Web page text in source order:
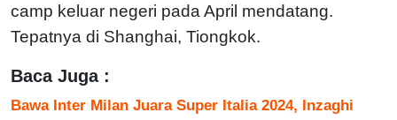
camp keluar negeri pada April mendatang.
Tepatnya di Shanghai, Tiongkok.
Baca Juga :
Bawa Inter Milan Juara Super Italia 2024, Inzaghi